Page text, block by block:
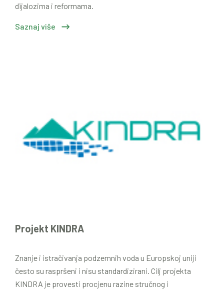
dijalozima i reformama.
Saznaj više
Projekt KINDRA
Znanje i istračivanja podzemnih voda u Europskoj uniji
često su raspršeni i nisu standardizirani. Cilj projekta
KINDRA je provesti procjenu razine stručnog i